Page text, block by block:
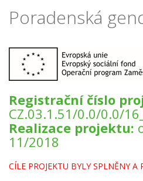
Poradenská
Registrační číslo
CZ.03.1.51/0.0/0.0/
Realizace projektu:
11/2018
CÍLE PROJEKTU BYLY SPLNĚNY A